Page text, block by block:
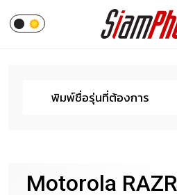
Motorola